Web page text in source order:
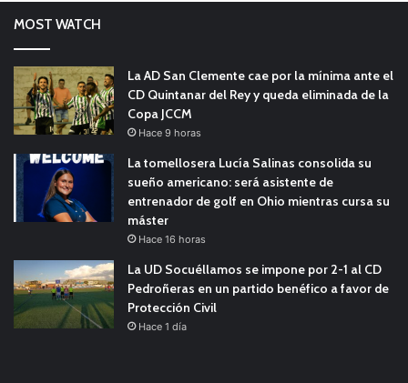
MOST WATCH
La AD San Clemente cae por la mínima ante el
CD Quintanar del Rey y queda eliminada de la
Copa JCCM
Hace 9 horas
La tomellosera Lucía Salinas consolida su
sueño americano: será asistente de
entrenador de golf en Ohio mientras cursa su
máster
Hace 16 horas
La UD Socuéllamos se impone por 2-1 al CD
Pedroñeras en un partido benéfico a favor de
Protección Civil
Hace 1 día